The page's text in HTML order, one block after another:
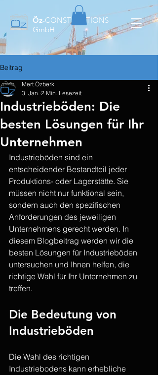
Öz-CONSTRUCTIONS
GmbH
Beitrag
Industrieböden: Die
besten Lösungen für Ihr
Unternehmen
Mert Özberk
3. Jan. 2 Min. Lesezeit
Industrieböden sind ein
entscheidender Bestandteil jeder
Produktions- oder Lagerstätte. Sie
müssen nicht nur funktional sein,
sondern auch den spezifischen
Anforderungen des jeweiligen
Unternehmens gerecht werden. In
diesem Blogbeitrag werden wir die
besten Lösungen für Industrieböden
untersuchen und Ihnen helfen, die
richtige Wahl für Ihr Unternehmen zu
treffen.
Die Bedeutung von
Industrieböden
Die Wahl des richtigen
Industriebodens kann erhebliche